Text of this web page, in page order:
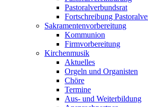
Pastoralverbundsrat
Fortschreibung
Sakramentenvorbereitung
Kommunion
Firmvorbereitung
Kirchenmusik
Aktuelles
Orgeln und Organisten
Chöre
Termine
Aus- und Weiterbildung